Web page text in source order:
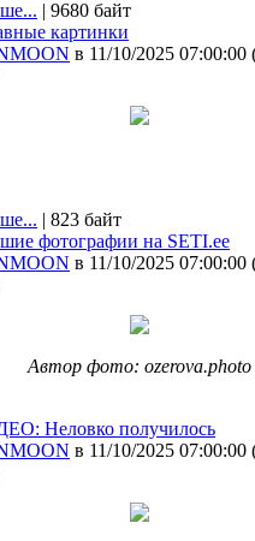
| 9680 байт
картинки
в 11/10/2025 07:00:00
| 823 байт
фотографии на SETI.ee
в 11/10/2025 07:00:00
Автор фото: ozerova.photo
Неловко получилось
в 11/10/2025 07:00:00